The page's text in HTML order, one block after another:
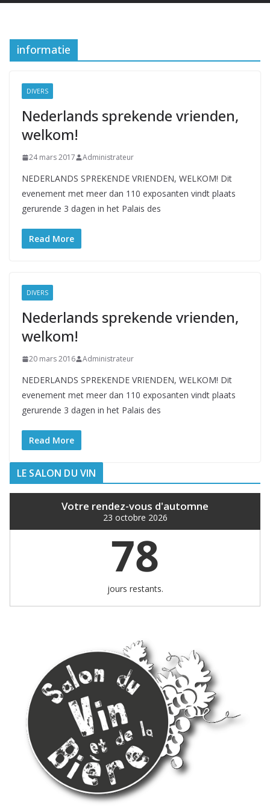
informatie
DIVERS
Nederlands sprekende vrienden,
welkom!
24 mars 2017 Administrateur
NEDERLANDS SPREKENDE VRIENDEN, WELKOM! Dit
evenement met meer dan 110 exposanten vindt plaats
gerurende 3 dagen in het Palais des
Read More
DIVERS
Nederlands sprekende vrienden,
welkom!
20 mars 2016 Administrateur
NEDERLANDS SPREKENDE VRIENDEN, WELKOM! Dit
evenement met meer dan 110 exposanten vindt plaats
gerurende 3 dagen in het Palais des
Read More
LE SALON DU VIN
Votre rendez-vous d'automne
23 octobre 2026
78
jours restants.